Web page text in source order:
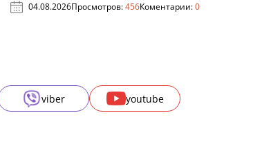
04.08.2026Просмотров:456Коментарии:0
viber youtube